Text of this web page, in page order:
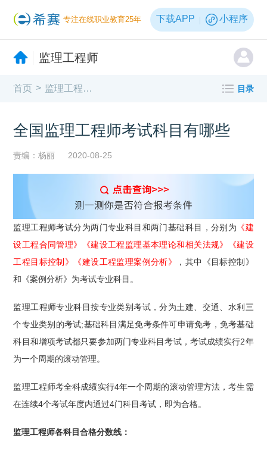
专注在线职业教育25年 下载APP 小程序
监理工程师
首页 > 监理工程师报考指南 目录
全国监理工程师考试科目有哪些
责编：杨丽 2020-08-25
监理工程师考试分为两门专业科目和两门基础科目，分别为 《建
设工程合同管理》《建设工程监理基本理论和相关法规》《建设
工程目标控制》《建设工程监理案例分析》
，其中《目标控制》
和《案例分析》为考试专业科目。
监理工程师专业科目按专业类别考试，分为土建、交通、水利三
个专业类别的考试;基础科目满足免考条件可申请免考，免考基础
科目和增项考试都只要参加两门专业科目考试，考试成绩实行2年
为一个周期的滚动管理。
监理工程师考全科成绩实行4年一个周期的滚动管理方法，考生需
在连续4个考试年度内通过4门科目考试，即为合格。
监理工程师各科目合格分数线：